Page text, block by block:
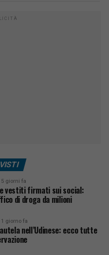
5 giorni fa
vestiti firmati sui social:
di droga da milioni
1 giorno fa
nell’Udinese: ecco tutte